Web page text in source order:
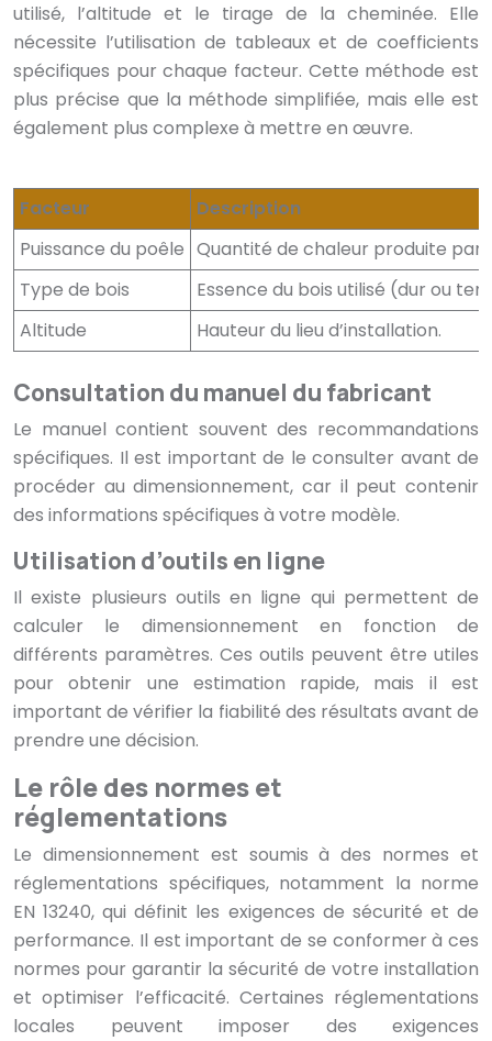
utilisé, l’altitude et le tirage de la cheminée. Elle
nécessite l’utilisation de tableaux et de coefficients
spécifiques pour chaque facteur. Cette méthode est
plus précise que la méthode simplifiée, mais elle est
également plus complexe à mettre en œuvre.
Facteur
Description
Puissance du poêle Quantité de chaleur produite par
Type de bois
Essence du bois utilisé (dur ou
Altitude
Hauteur du lieu d’installation.
Consultation du manuel du fabricant
Le manuel contient souvent des recommandations
spécifiques. Il est important de le consulter avant de
procéder au dimensionnement, car il peut contenir
des informations spécifiques à votre modèle.
Utilisation d’outils en ligne
Il existe plusieurs outils en ligne qui permettent de
calculer le dimensionnement en fonction de
différents paramètres. Ces outils peuvent être utiles
pour obtenir une estimation rapide, mais il est
important de vérifier la fiabilité des résultats avant de
prendre une décision.
Le rôle des normes et
réglementations
Le dimensionnement est soumis à des normes et
réglementations spécifiques, notamment la norme
EN 13240, qui définit les exigences de sécurité et de
performance. Il est important de se conformer à ces
normes pour garantir la sécurité de votre installation
et optimiser l’efficacité. Certaines réglementations
locales peuvent imposer des exigences